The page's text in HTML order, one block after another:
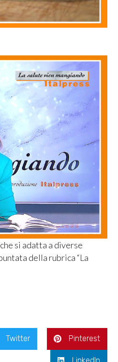
si adatta a diverse
della rubrica “La
Twitter Pinterest